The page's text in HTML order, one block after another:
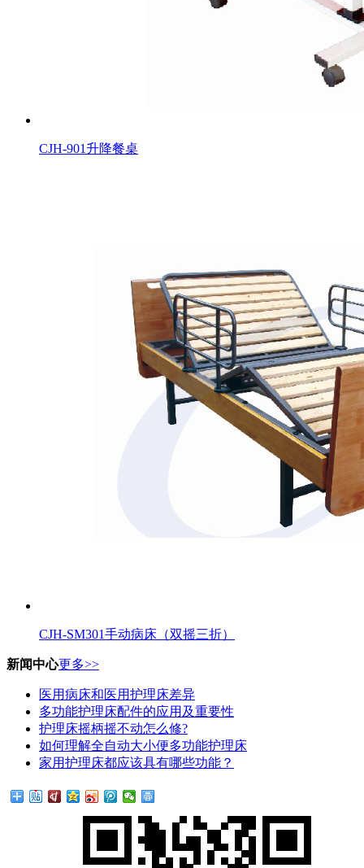
CJH-901升降餐桌
CJH-SM301手动病床（双摇三折）
新闻中心更多>>
医用病床和医用护理床差异
多功能护理床配件的应用及重要性
护理床摇柄摇不动怎么修?
如何理解全自动大小便多功能护理床
家用护理床都应该具有哪些功能？